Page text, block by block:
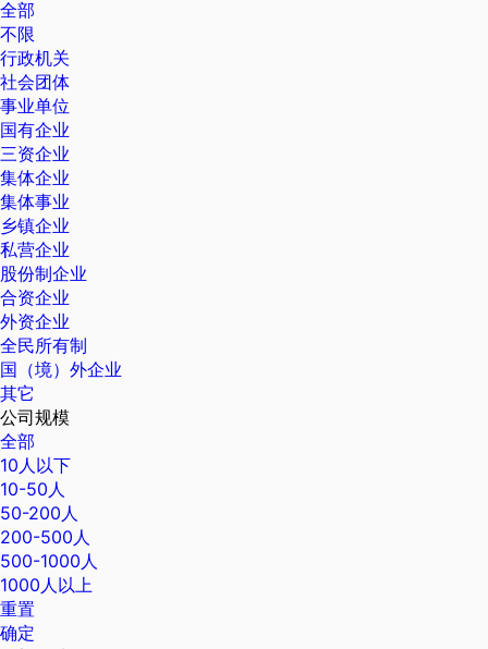
全部
不限
行政机关
社会团体
事业单位
国有企业
三资企业
集体企业
集体事业
乡镇企业
私营企业
股份制企业
合资企业
外资企业
全民所有制
国（境）外企业
其它
公司规模
全部
10人以下
10-50人
50-200人
200-500人
500-1000人
1000人以上
重置
确定